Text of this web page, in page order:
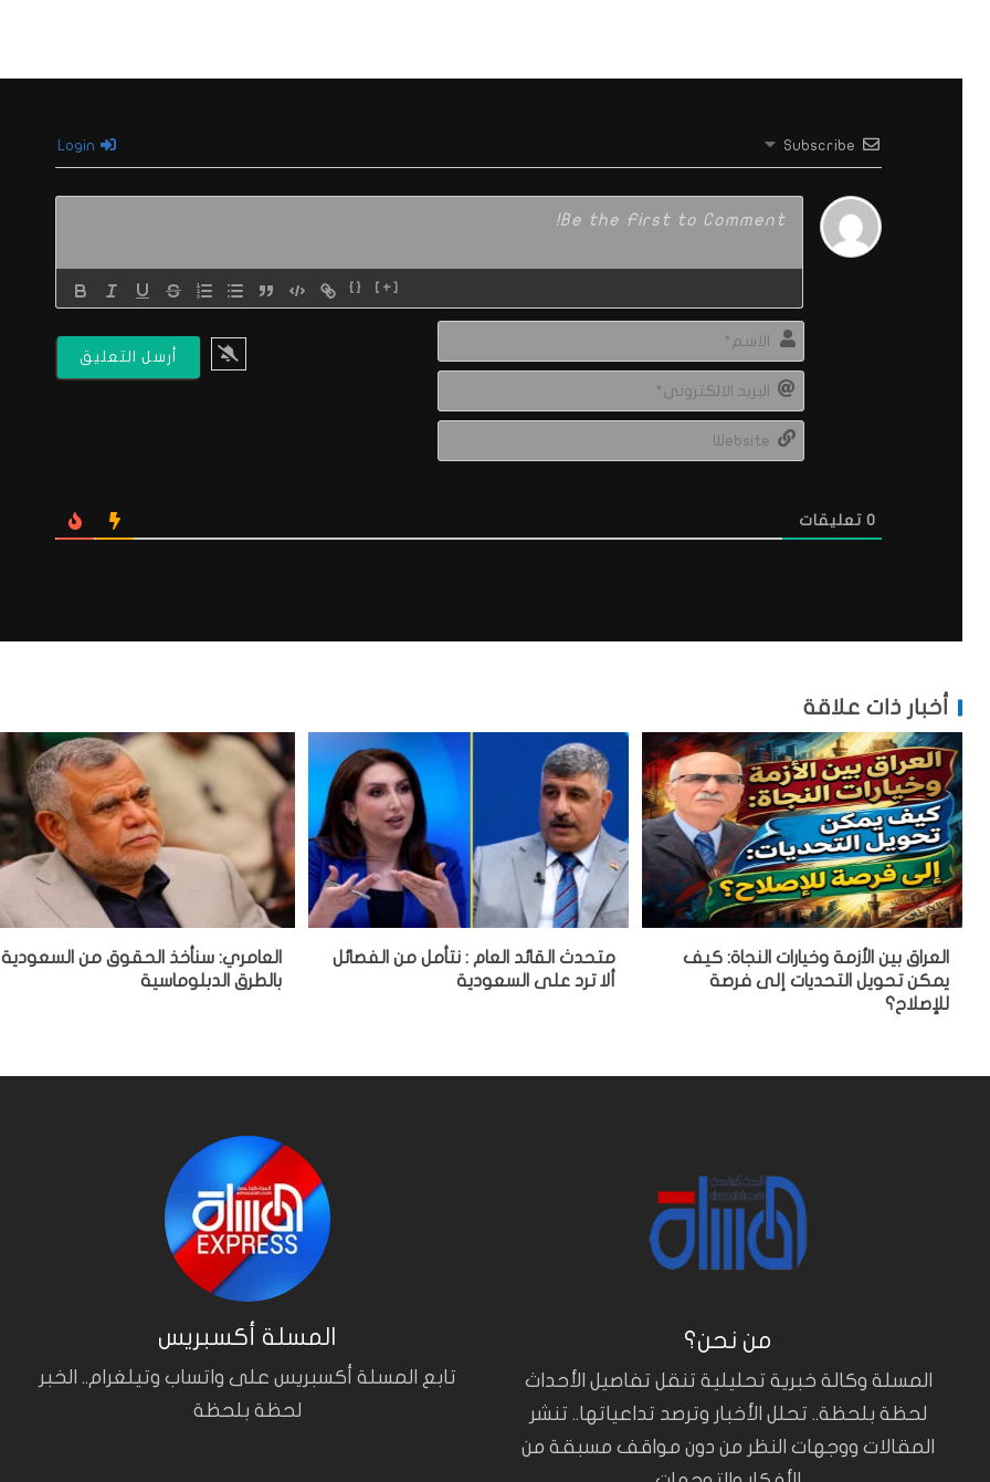
Subscribe
{} [+]
0 تعليقات
أخبار ذات علاقة
العراق بين الأزمة وخيارات النجاة: كيف
يمكن تحويل التحديات إلى فرصة
للإصلاح؟
متحدث القائد العام : نتأمل من الفصائل
ألا ترد على السعودية
العامري: سنأخذ الحقوق من السعودية
بالطرق الدبلوماسية
المسلة أكسبريس
تابع المسلة أكسبريس على واتساب وتيلغرام.. الخبر
لحظة بلحظة
من نحن؟
المسلة وكالة خبرية تحليلية تنقل تفاصيل الأحداث
لحظة بلحظة.. تحلل الأخبار وترصد تداعياتها.. تنشر
المقالات ووجهات النظر من دون مواقف مسبقة من